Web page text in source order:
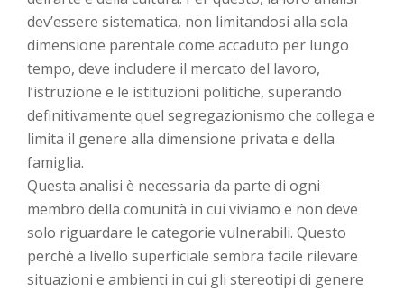
dev’essere sistematica, non limitandosi alla sola
dimensione parentale come accaduto per lungo
tempo, deve includere il mercato del lavoro,
l’istruzione e le istituzioni politiche, superando
definitivamente quel segregazionismo che collega e
limita il genere alla dimensione privata e della
famiglia.
Questa analisi è necessaria da parte di ogni
membro della comunità in cui viviamo e non deve
solo riguardare le categorie vulnerabili. Questo
perché a livello superficiale sembra facile rilevare
situazioni e ambienti in cui gli stereotipi di genere